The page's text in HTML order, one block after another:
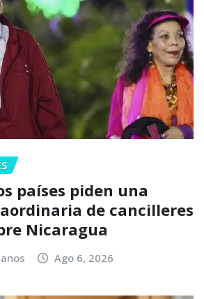
países piden una
de cancilleres
Nicaragua
Ago 6, 2026